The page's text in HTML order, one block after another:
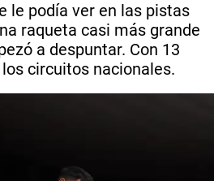
le podía ver en las pistas
raqueta casi más grande
a despuntar. Con 13
circuitos nacionales.